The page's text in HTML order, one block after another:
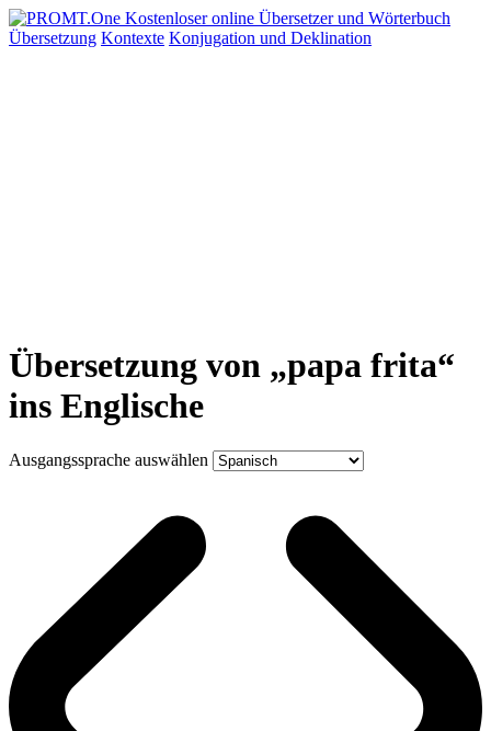
Übersetzung Kontexte Konjugation und Deklination
Übersetzung von „papa frita“
ins Englische
Ausgangssprache auswählen